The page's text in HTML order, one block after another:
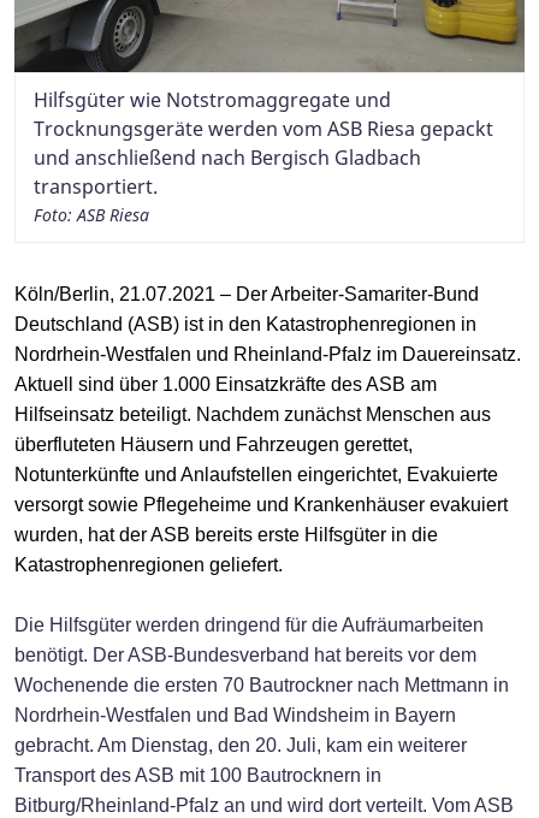
Hilfsgüter wie Notstromaggregate und
Trocknungsgeräte werden vom ASB Riesa gepackt
und anschließend nach Bergisch Gladbach
transportiert.
Foto: ASB Riesa
Köln/Berlin, 21.07.2021 – Der Arbeiter-Samariter-Bund
Deutschland (ASB) ist in den Katastrophenregionen in
Nordrhein-Westfalen und Rheinland-Pfalz im Dauereinsatz.
Aktuell sind über 1.000 Einsatzkräfte des ASB am
Hilfseinsatz beteiligt. Nachdem zunächst Menschen aus
überfluteten Häusern und Fahrzeugen gerettet,
Notunterkünfte und Anlaufstellen eingerichtet, Evakuierte
versorgt sowie Pflegeheime und Krankenhäuser evakuiert
wurden, hat der ASB bereits erste Hilfsgüter in die
Katastrophenregionen geliefert.
Die Hilfsgüter werden dringend für die Aufräumarbeiten
benötigt. Der ASB-Bundesverband hat bereits vor dem
Wochenende die ersten 70 Bautrockner nach Mettmann in
Nordrhein-Westfalen und Bad Windsheim in Bayern
gebracht. Am Dienstag, den 20. Juli, kam ein weiterer
Transport des ASB mit 100 Bautrocknern in
Bitburg/Rheinland-Pfalz an und wird dort verteilt. Vom ASB